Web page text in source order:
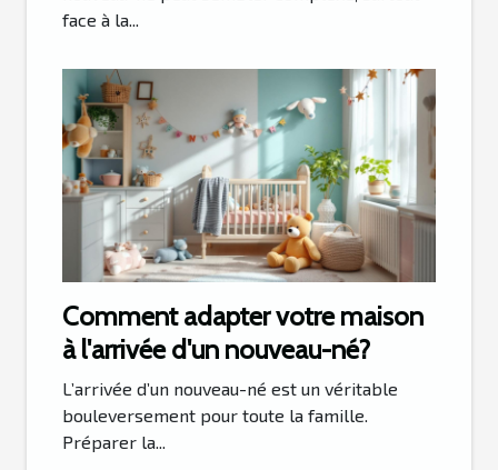
face à la...
Comment adapter votre maison
à l'arrivée d'un nouveau-né?
L’arrivée d’un nouveau-né est un véritable
bouleversement pour toute la famille.
Préparer la...